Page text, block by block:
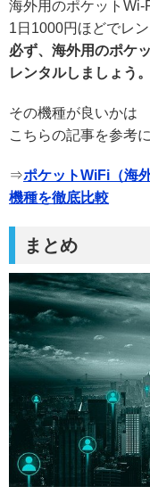
海外用のポケットWi-
1日1000円ほどでレ
必ず、海外用のポケ
レンタルしましょう。
その機種が良いかは
こちらの記事を参考
⇒ポケットWiFi（海
機種を徹底比較
まとめ